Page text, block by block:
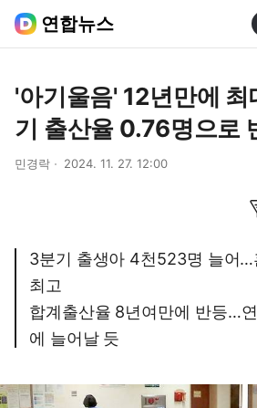
연합뉴스
'아기울음' 12년만에
기 출산율 0.76명으로
민경락 2024. 11. 27. 12:00
3분기 출생아 4천523명 늘어…
최고
합계출산율 8년여만에 반등…
에 늘어날 듯